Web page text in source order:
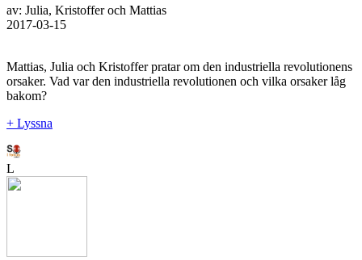
av: Julia, Kristoffer och Mattias
2017-03-15
Mattias, Julia och Kristoffer pratar om den industriella revolutionens
orsaker. Vad var den industriella revolutionen och vilka orsaker låg
bakom?
+ Lyssna
L